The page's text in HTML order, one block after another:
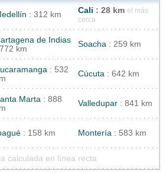
: 312 km Cali : 28 km el más
cerca
de Indias
km
Soacha : 259 km
: 532
Cúcuta : 642 km
Marta : 888
Valledupar : 841 km
: 158 km Montería : 583 km
calculada en línea recta